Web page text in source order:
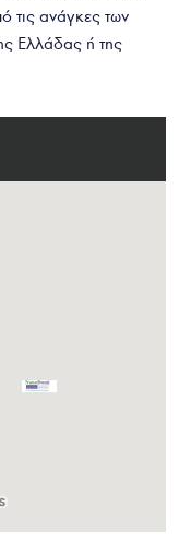
τις ανάγκες των
Ελλάδας ή της